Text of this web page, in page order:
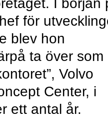
I början
för
blev hon
ta över som
Volvo
Center, i
ett antal år.